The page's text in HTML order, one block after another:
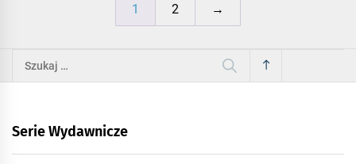
1 2 →
Szukaj:
Serie Wydawnicze